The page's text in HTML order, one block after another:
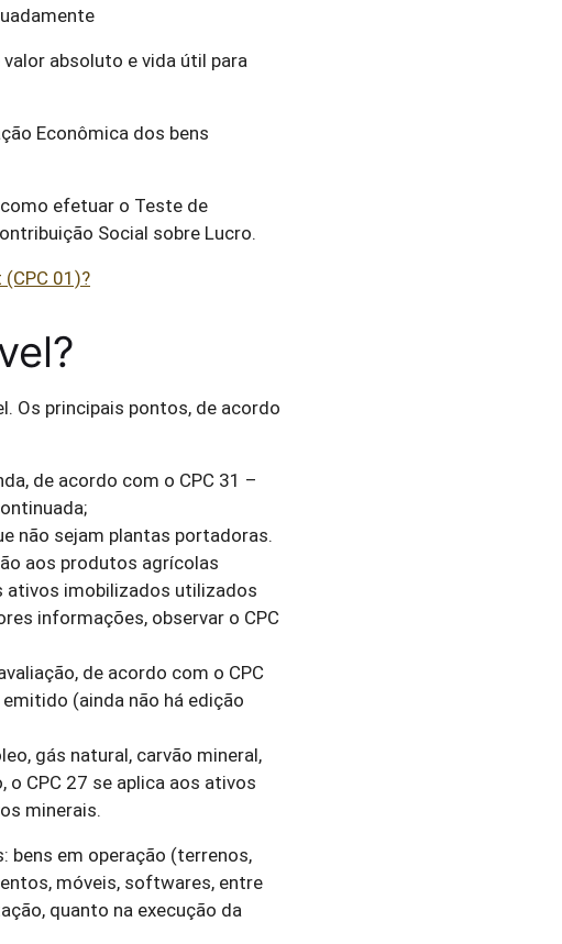
absoluto e vida útil para
Econômica dos bens
efetuar o Teste de
Social sobre Lucro.
01)?
Os principais pontos, de acordo
de acordo com o CPC 31 –
não sejam plantas portadoras.
aos produtos agrícolas
ativos imobilizados utilizados
informações, observar o CPC
de acordo com o CPC
(ainda não há edição
gás natural, carvão mineral,
CPC 27 se aplica aos ativos
minerais.
bens em operação (terrenos,
móveis, softwares, entre
quanto na execução da